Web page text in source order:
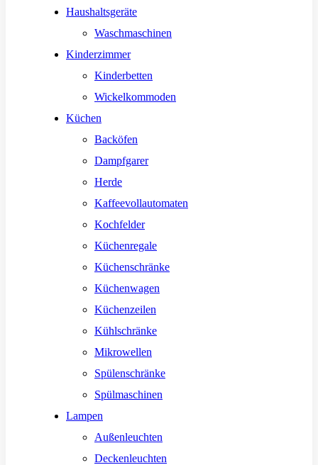
Haushaltsgeräte
Waschmaschinen
Kinderzimmer
Kinderbetten
Wickelkommoden
Küchen
Backöfen
Dampfgarer
Herde
Kaffeevollautomaten
Kochfelder
Küchenregale
Küchenschränke
Küchenwagen
Küchenzeilen
Kühlschränke
Mikrowellen
Spülenschränke
Spülmaschinen
Lampen
Außenleuchten
Deckenleuchten